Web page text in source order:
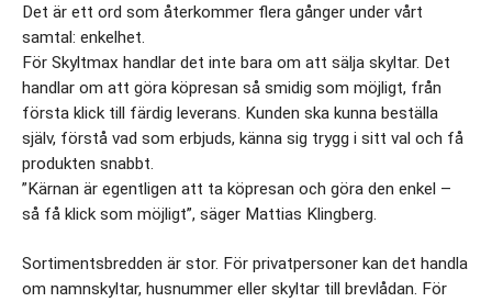
Det är ett ord som återkommer flera gånger under vårt
samtal: enkelhet.
För Skyltmax handlar det inte bara om att sälja skyltar. Det
handlar om att göra köpresan så smidig som möjligt, från
första klick till färdig leverans. Kunden ska kunna beställa
själv, förstå vad som erbjuds, känna sig trygg i sitt val och få
produkten snabbt.
”Kärnan är egentligen att ta köpresan och göra den enkel –
så få klick som möjligt”, säger Mattias Klingberg.
Sortimentsbredden är stor. För privatpersoner kan det handla
om namnskyltar, husnummer eller skyltar till brevlådan. För